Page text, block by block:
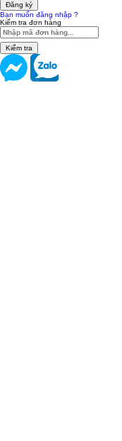
Đăng ký
Bạn muốn đăng nhập ?
Kiểm tra đơn hàng
Kiểm tra